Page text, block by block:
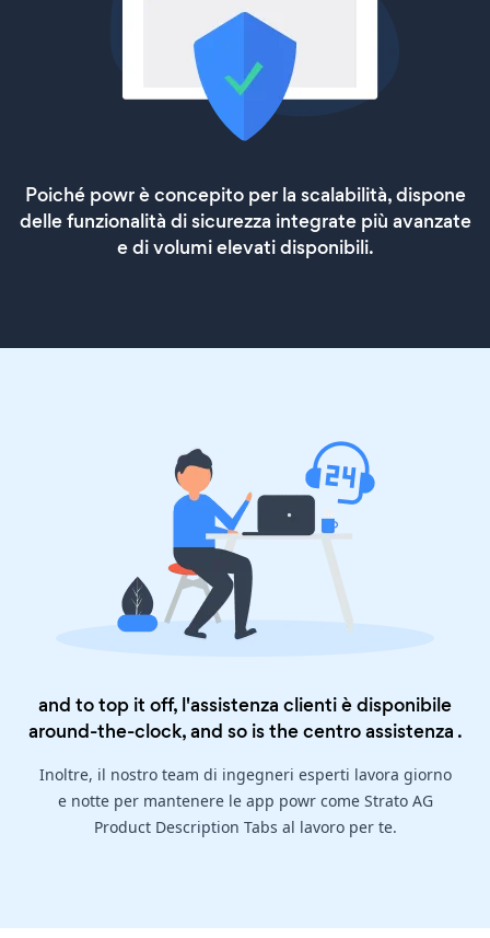
Poiché powr è concepito per la scalabilità, dispone
delle funzionalità di sicurezza integrate più avanzate
e di volumi elevati disponibili.
and to top it off, l'assistenza clienti è disponibile
around-the-clock, and so is thecentro assistenza .
Inoltre, il nostro team di ingegneri esperti lavora giorno
e notte per mantenere le app powr come Strato AG
Product Description Tabs al lavoro per te.